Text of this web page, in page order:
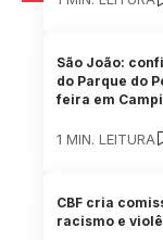
São João:
do Parque do
feira em
1 MIN. LEITURA
CBF cria
racismo e